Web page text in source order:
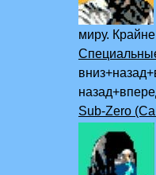
миру.
Sub-Zero